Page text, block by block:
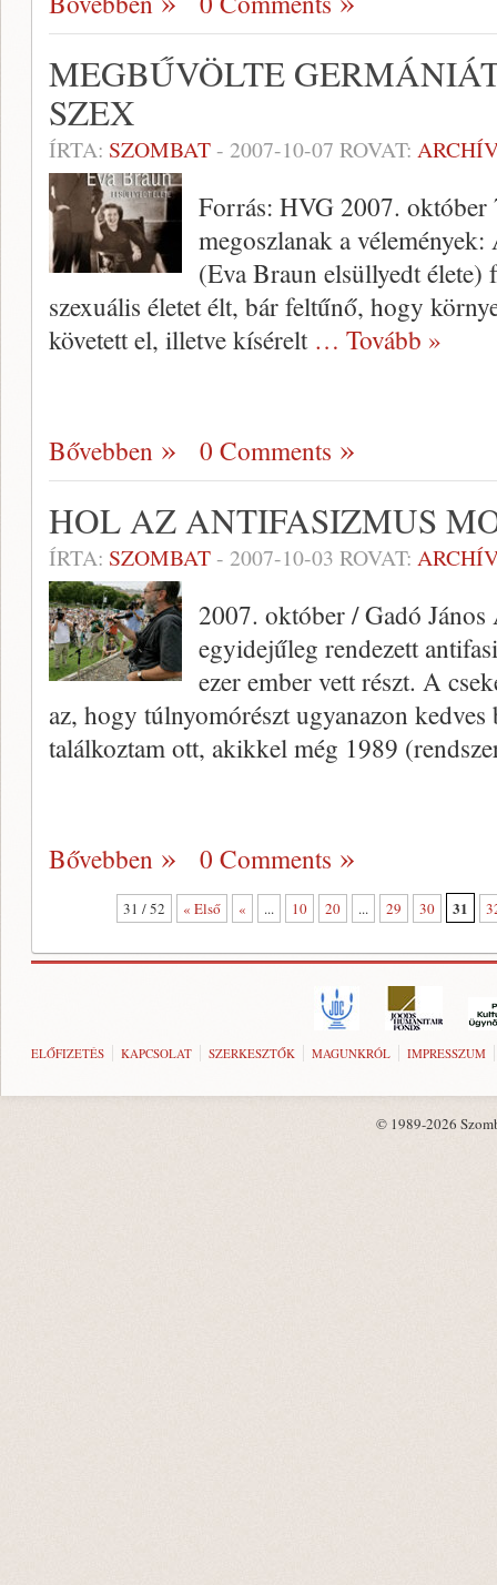
MEGBŰVÖLTE
SZEX
ÍRTA: SZOMBAT- 2007-10-07 ROVAT:
Forrás: HVG 2007. október
megoszlanak a
(Eva Braun elsüllyedt
szexuális életet élt, bár feltűnő, hogy
követett el, illetve kísérelt … Tovább »
Bővebben 0 Comments
HOL AZ ANTIFASIZMUS
ÍRTA: SZOMBAT- 2007-10-03 ROVAT:
2007. október / Gadó
egyidejűleg rendezett
ezer ember vett részt. A
az, hogy túlnyomórészt ugyanazon
találkoztam ott, akikkel még 1989
Bővebben 0 Comments
31 / 52 « Első « ... 10 20 ... 29 30 31
ELŐFIZETÉS KAPCSOLAT SZERKESZTŐK MAGUNKRÓL IMPRESSZUM
© 1989-2026